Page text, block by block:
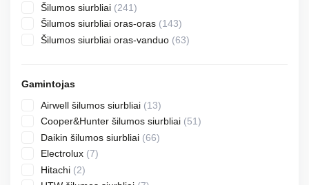
Šilumos siurbliai 241241
products
Šilumos siurbliai oras-oras 143143
products
Šilumos siurbliai oras-vanduo 6363
Gamintojas
Airwell šilumos siurbliai
1313
products
Cooper&Hunter šilumos siurbliai 5151
Daikin šilumos siurbliai 6666
Electrolux 77
Hitachi 22
products